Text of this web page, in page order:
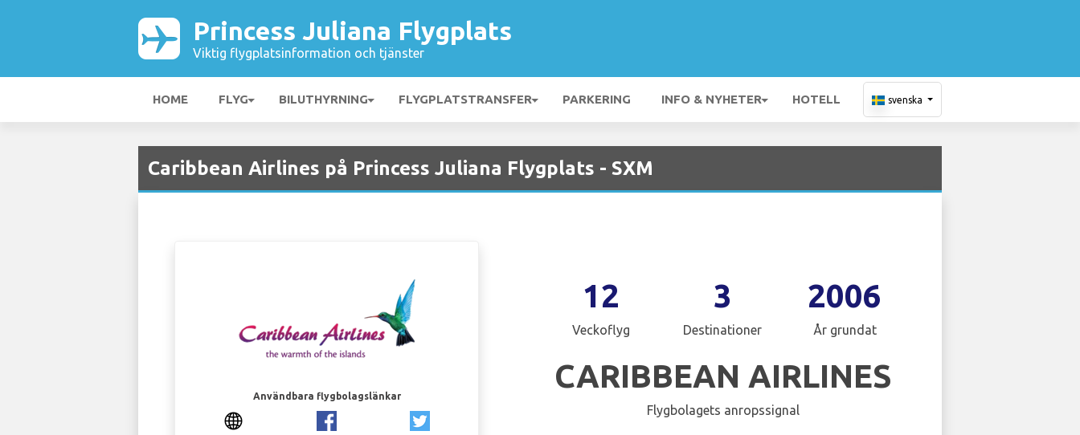
Princess Juliana Flygplats
Viktig flygplatsinformation och tjänster
HOME FLYG BILUTHYRNING FLYGPLATSTRANSFER PARKERING INFO & NYHETER HOTELL svenska
Caribbean Airlines på Princess Juliana Flygplats - SXM
Användbara flygbolagslänkar
12
Veckoflyg
3
Destinationer
2006
År grundat
CARIBBEAN AIRLINES
Flygbolagets anropssignal